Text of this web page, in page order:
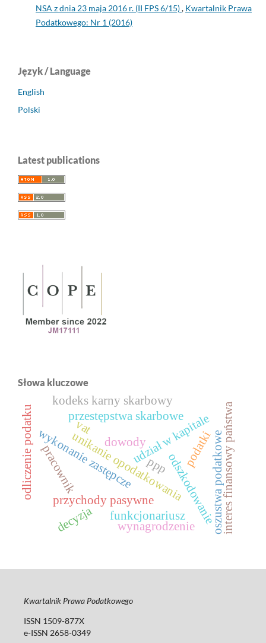
NSA z dnia 23 maja 2016 r. (II FPS 6/15), Kwartalnik Prawa
Podatkowego: Nr 1 (2016)
Język / Language
English
Polski
Latest publications
Słowa kluczowe
unikanie opodatkowania
udział w kapitale
przychody pasywne
vat
wykonanie zastępcze
odliczenie podatku odszkodowanieinteres finansowy państwa
przestępstwa skarbowe
podatki
kodeks karny skarbowy
pracownik
funkcjonariusz
wynagrodzenie
ppp
dowody
decyzja oszustwa podatkowe
Kwartalnik Prawa Podatkowego
ISSN 1509-877X
e-ISSN 2658-0349